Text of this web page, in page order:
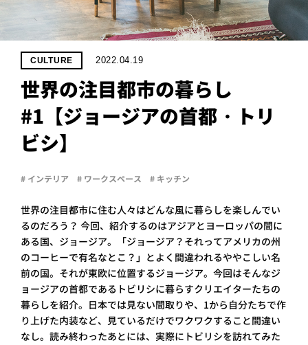
WHAT’S
LIFE
LABEL
つ
い て
会社概
要
企業の
方へ
お問い
合わせ
プライ
バシー
ポリシ
ー
CULTURE 2022.04.19
世界の注目都市の暮らし
#1【ジョージアの首都・トリ
ビシ】
# インテリア # ワークスペース # キッチン
世界の注目都市に住む人々はどんな風に暮らしを楽しんでい
るのだろう？ 今回、紹介するのはアジアとヨーロッパの間に
ある国、ジョージア。「ジョージア？それってアメリカの州
のコーヒーで有名なとこ？」とよく間違われるややこしい名
前の国。それが東欧に位置するジョージア。今回はそんなジ
ョージアの首都であるトビリシに暮らすクリエイターたちの
暮らしを紹介。日本では見ない間取りや、1から自分たちで作
り上げた内装など、見ているだけでワクワクすること間違い
なし。読み終わったあとには、実際にトビリシを訪れてみた